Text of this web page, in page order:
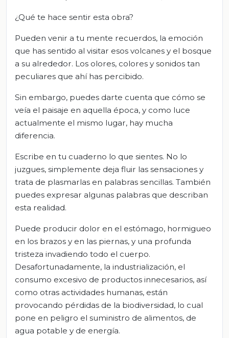
¿Qué te hace sentir esta obra?
Pueden venir a tu mente recuerdos, la emoción
que has sentido al visitar esos volcanes y el bosque
a su alrededor. Los olores, colores y sonidos tan
peculiares que ahí has percibido.
Sin embargo, puedes darte cuenta que cómo se
veía el paisaje en aquella época, y como luce
actualmente el mismo lugar, hay mucha
diferencia.
Escribe en tu cuaderno lo que sientes. No lo
juzgues, simplemente deja fluir las sensaciones y
trata de plasmarlas en palabras sencillas. También
puedes expresar algunas palabras que describan
esta realidad.
Puede producir dolor en el estómago, hormigueo
en los brazos y en las piernas, y una profunda
tristeza invadiendo todo el cuerpo.
Desafortunadamente, la industrialización, el
consumo excesivo de productos innecesarios, así
como otras actividades humanas, están
provocando pérdidas de la biodiversidad, lo cual
pone en peligro el suministro de alimentos, de
agua potable y de energía.